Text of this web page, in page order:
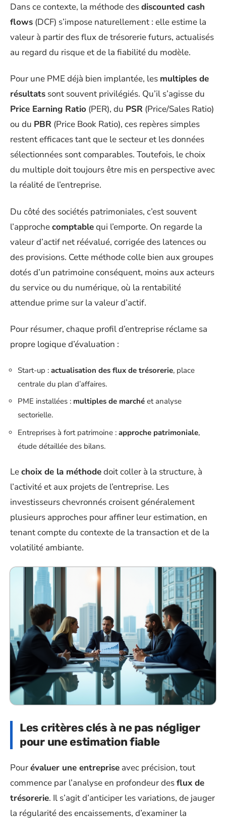
Dans ce contexte, la méthode desdiscounted cash
flows (DCF) s’impose naturellement : elle estime la
valeur à partir des flux de trésorerie futurs, actualisés
au regard du risque et de la fiabilité du modèle.
Pour une PME déjà bien implantée, les multiples de
résultats sont souvent privilégiés. Qu’il s’agisse du
Price Earning Ratio (PER), du PSR (Price/Sales Ratio)
ou du PBR (Price Book Ratio), ces repères simples
restent efficaces tant que le secteur et les données
sélectionnées sont comparables. Toutefois, le choix
du multiple doit toujours être mis en perspective avec
la réalité de l’entreprise.
Du côté des sociétés patrimoniales, c’est souvent
l’approchecomptablequi l’emporte. On regarde la
valeur d’actif net réévalué, corrigée des latences ou
des provisions. Cette méthode colle bien aux groupes
dotés d’un patrimoine conséquent, moins aux acteurs
du service ou du numérique, où la rentabilité
attendue prime sur la valeur d’actif.
Pour résumer, chaque profil d’entreprise réclame sa
propre logique d’évaluation :
Start-up : actualisation des flux de trésorerie, place
centrale du plan d’affaires.
PME installées : multiples de marché et analyse
sectorielle.
Entreprises à fort patrimoine : approche patrimoniale,
étude détaillée des bilans.
Lechoix de la méthodedoit coller à la structure, à
l’activité et aux projets de l’entreprise. Les
investisseurs chevronnés croisent généralement
plusieurs approches pour affiner leur estimation, en
tenant compte du contexte de la transaction et de la
volatilité ambiante.
Les critères clés à ne pas négliger
pour une estimation fiable
Pourévaluer une entreprise avec précision, tout
commence par l’analyse en profondeur desflux de
trésorerie. Il s’agit d’anticiper les variations, de jauger
la régularité des encaissements, d’examiner la